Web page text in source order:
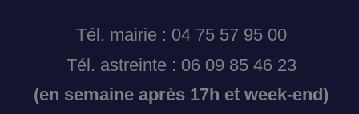
Tél. mairie : 04 75 57 95 00
Tél. astreinte : 06 09 85 46 23
(en semaine après 17h et week-end)